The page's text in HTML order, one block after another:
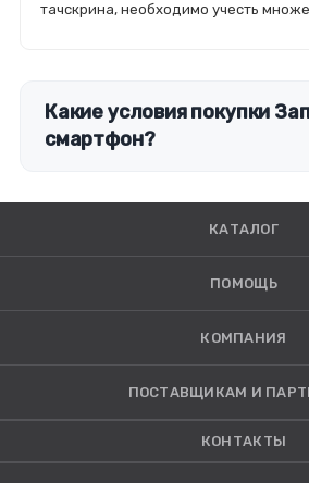
тачскрина, необходимо учесть
Какие условия покупки
смартфон?
КАТАЛОГ
ПОМОЩЬ
КОМПАНИЯ
ПОСТАВЩИКАМ И
КОНТАКТЫ